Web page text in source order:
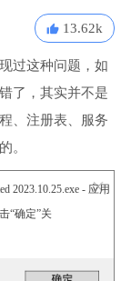
13.62k
过这种问题，如
了，其实并不是
、注册表、服务
。
2023.10.25.exe - 应用
“确定”关